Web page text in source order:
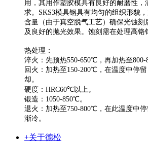
用，其用作塑胶模具有良好的耐磨性
求。SKS3模具钢具有均匀的组织形貌
含量（由于真空脱气工艺）确保光蚀
及良好的抛光效果。蚀刻需在处理高铬
热处理：
淬火：先预热550-650℃，再加热至800-
回火：加热至150-200℃，在温度中停
却。
硬度：HRC60℃以上。
锻造：1050-850℃。
退火：加热至750-800℃，在此温度中
渐冷。
+关于德松